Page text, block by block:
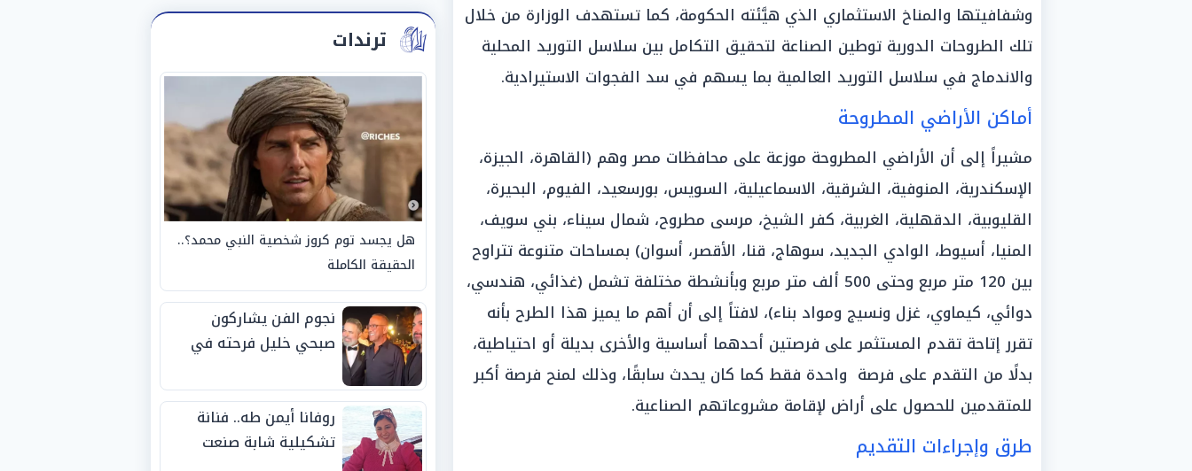
وشفافيتها والمناخ الاستثماري الذي هيَّئته الحكومة، كما تستهدف الوزارة من خلال
تلك الطروحات الدورية توطين الصناعة لتحقيق التكامل بين سلاسل التوريد المحلية
والاندماج في سلاسل التوريد العالمية بما يسهم في سد الفجوات الاستيرادية.
أماكن الأراضي المطروحة
مشيراً إلى أن الأراضي المطروحة موزعة على محافظات مصر وهم (القاهرة، الجيزة،
الإسكندرية، المنوفية، الشرقية، الاسماعيلية، السويس، بورسعيد، الفيوم، البحيرة،
القليوبية، الدقهلية، الغربية، كفر الشيخ، مرسى مطروح، شمال سيناء، بني سويف،
المنيا، أسيوط، الوادي الجديد، سوهاج، قنا، الأقصر، أسوان) بمساحات متنوعة تتراوح
بين 120 متر مربع وحتى 500 ألف متر مربع وبأنشطة مختلفة تشمل (غذائي، هندسي،
دوائي، كيماوي، غزل ونسيج ومواد بناء)، لافتاً إلى أن أهم ما يميز هذا الطرح بأنه
تقرر إتاحة تقدم المستثمر على فرصتين أحدهما أساسية والأخرى بديلة أو احتياطية،
بدلًا من التقدم على فرصة واحدة فقط كما كان يحدث سابقًا، وذلك لمنح فرصة أكبر
للمتقدمين للحصول على أراض لإقامة مشروعاتهم الصناعية.
طرق وإجراءات التقديم
ترندات
هل يجسد توم كروز شخصية النبي محمد؟..
الحقيقة الكاملة
نجوم الفن يشاركون
صبحي خليل فرحته في
روفانا أيمن طه.. فنانة
تشكيلية شابة صنعت